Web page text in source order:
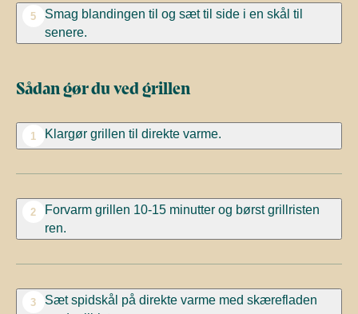
5
Smag blandingen til og sæt til side i en skål til
senere.
Sådan gør du ved grillen
1 Klargør grillen til direkte varme.
2
Forvarm grillen 10-15 minutter og børst grillristen
ren.
3
Sæt spidskål på direkte varme med skærefladen